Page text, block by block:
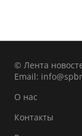
© Лента
Email:
О нас
Контакты